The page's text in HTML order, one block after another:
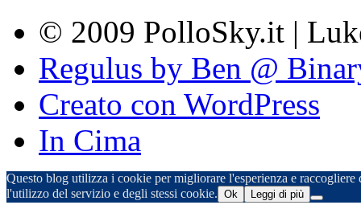
© 2009 PolloSky.it |
Regulus by Ben @
Creato con WordPress
In Cima
Questo blog utilizza i cookie per migliorare l'esperienza e
l'utilizzo del servizio e degli stessi cookie. Ok Leggi di più